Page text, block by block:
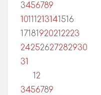
3456789
10111213141516
1718192021 2223
24252627282930
31
1 2
3456789